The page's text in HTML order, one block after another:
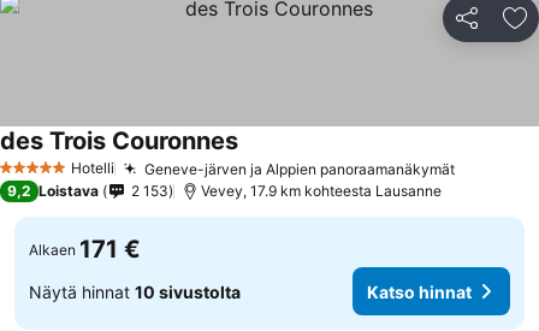
Jaa
5 Tähtiluokitus
Hotelli Geneve-järven ja Alppien panoraamanäkymätKatso
des Trois CouronnesKatso hinnat
9,2 Loistava 2 153 Vevey, 17.9 km kohteesta Lausanne
Alkaen 171 €
Näytä hinnat 10 sivustolta Katso hinnat